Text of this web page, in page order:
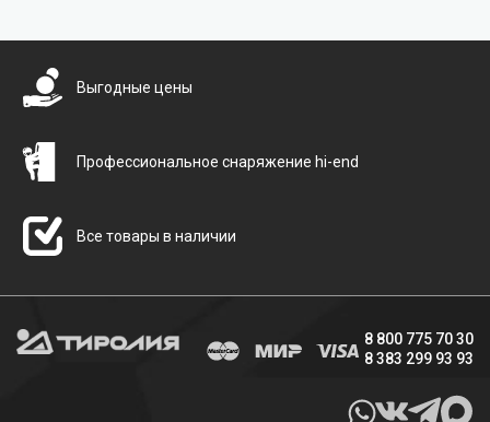
Выгодные цены
Профессиональное снаряжение hi-end
Все товары в наличии
8 800 775 70 30
8 383 299 93 93